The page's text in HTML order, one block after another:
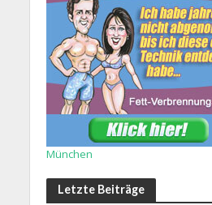
München
Letzte Beiträge